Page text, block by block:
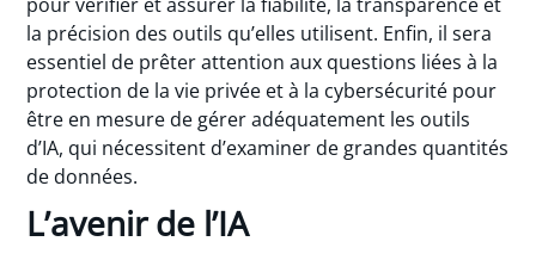
la précision des outils qu’elles utilisent. Enfin, il sera
essentiel de prêter attention aux questions liées à la
protection de la vie privée et à la cybersécurité pour
être en mesure de gérer adéquatement les outils
d’IA, qui nécessitent d’examiner de grandes quantités
de données.
L’avenir de l’IA